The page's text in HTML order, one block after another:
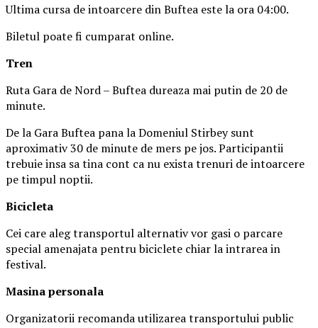
Ultima cursa de intoarcere din Buftea este la ora 04:00.
Biletul poate fi cumparat online.
Tren
Ruta Gara de Nord – Buftea dureaza mai putin de 20 de
minute.
De la Gara Buftea pana la Domeniul Stirbey sunt
aproximativ 30 de minute de mers pe jos. Participantii
trebuie insa sa tina cont ca nu exista trenuri de intoarcere
pe timpul noptii.
Bicicleta
Cei care aleg transportul alternativ vor gasi o parcare
special amenajata pentru biciclete chiar la intrarea in
festival.
Masinapersonala
Organizatorii recomanda utilizarea transportului public